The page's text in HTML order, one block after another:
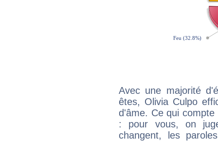
Avec une majorité
êtes, Olivia Culpo
d'âme. Ce qui
: pour vous, on
changent, les